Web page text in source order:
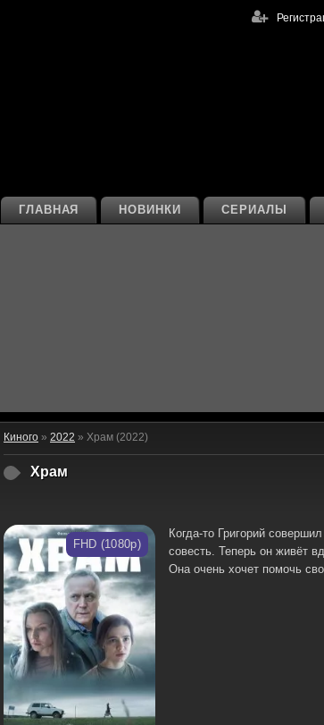
СЕРИАЛЫ
НОВИНКИ
ГЛАВНАЯ
Киного » 2022 » Храм (2022)
Храм
FHD (1080p)
Когда-то Григорий
совесть. Теперь он живёт
Она очень хочет помочь